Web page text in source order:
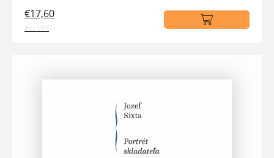
€17,60
incl. VAT